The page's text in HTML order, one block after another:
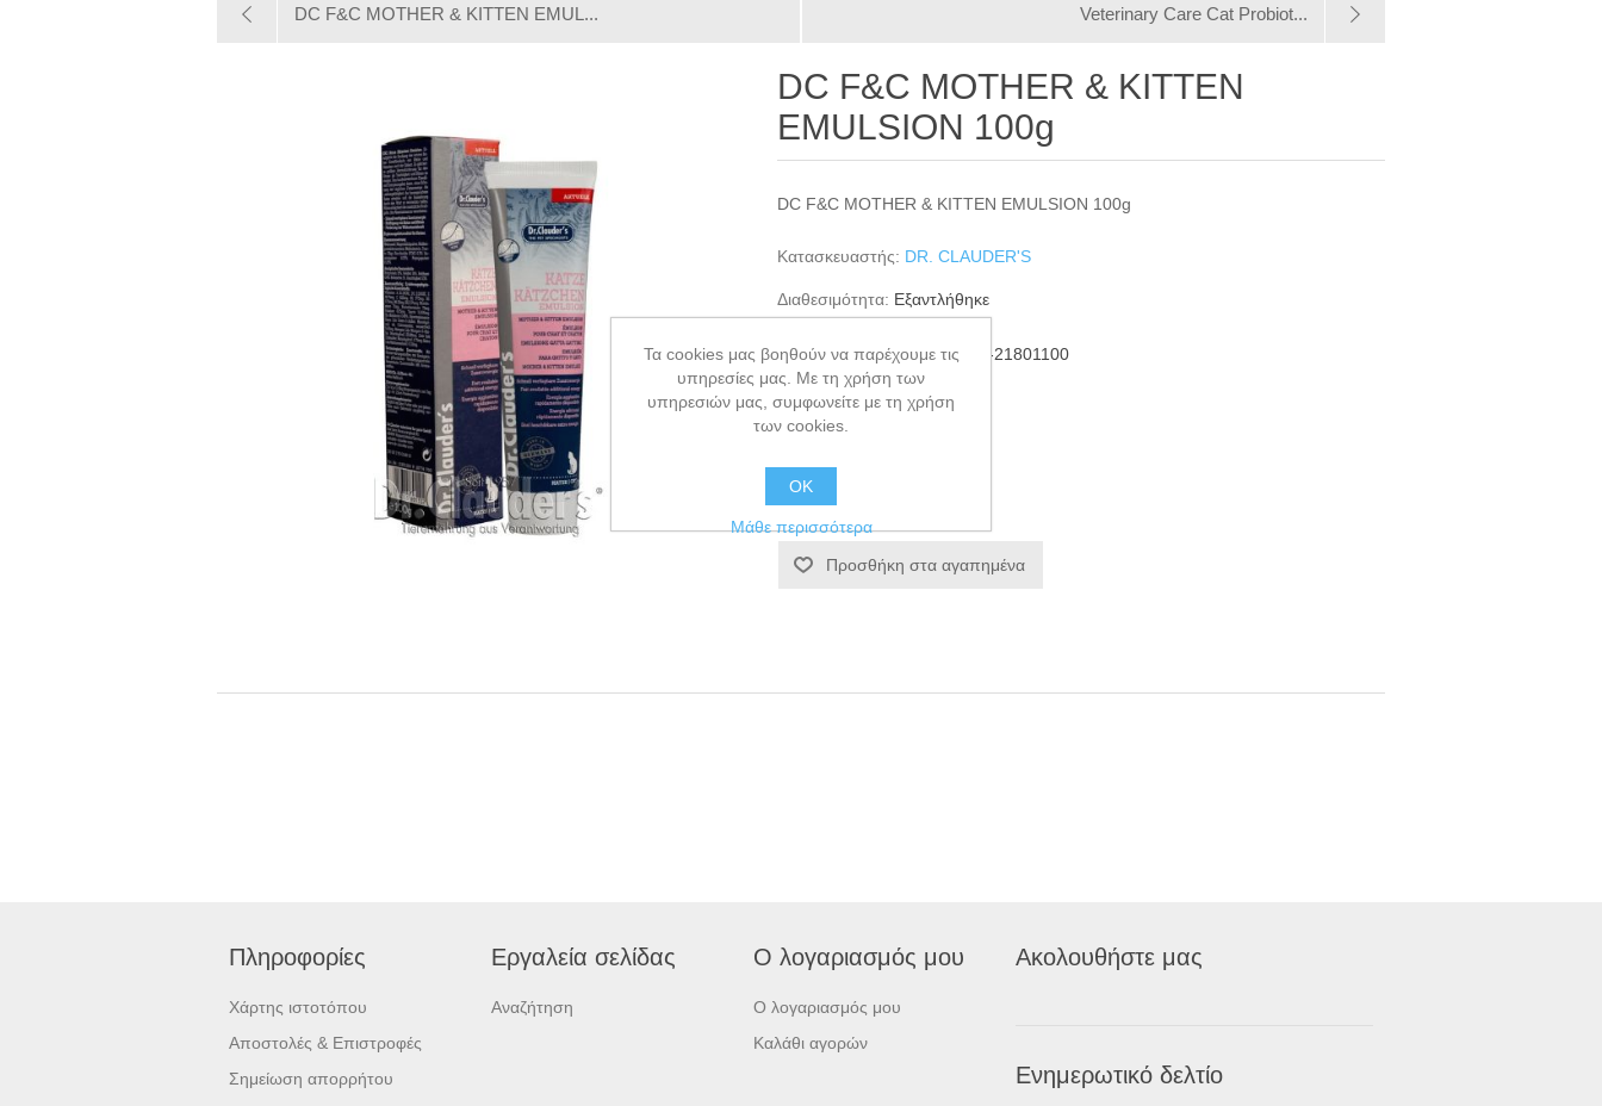
DC F&C MOTHER & KITTEN EMUL... Veterinary Care Cat Probiot...
DC F&C MOTHER & KITTEN
EMULSION 100g
DC F&C MOTHER & KITTEN EMULSION 100g
Κατασκευαστής: DR. CLAUDER'S
Διαθεσιμότητα: Εξαντλήθηκε
ΚΩΔΙΚΟΣ ΠΡΟΪΟΝΤΟΣ:
DR-21801100
GTIN: 4014355801102
€8,00
Προσθήκη στα αγαπημένα
Πληροφορίες
Χάρτης ιστοτόπου
Αποστολές & Επιστροφές
Σημείωση απορρήτου
Εργαλεία σελίδας
Αναζήτηση
Ο λογαριασμός μου
Ο λογαριασμός μου
Καλάθι αγορών
Ακολουθήστε μας
Ενημερωτικό δελτίο
Τα cookies μας βοηθούν να παρέχουμε τις
υπηρεσίες μας. Με τη χρήση των
υπηρεσιών μας, συμφωνείτε με τη χρήση
των cookies.
ΟΚ
Μάθε περισσότερα